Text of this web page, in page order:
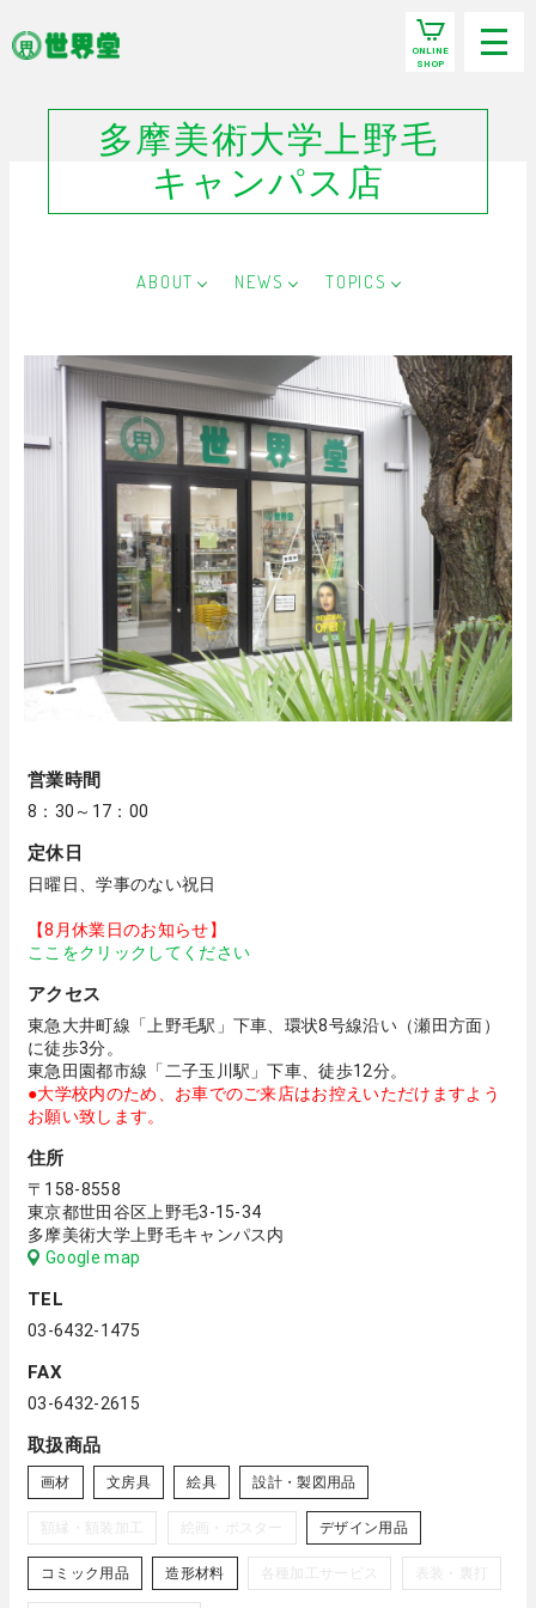
ONLINE
SHOP
多摩美術大学上野毛
キャンパス店
ABOUT NEWS TOPICS
営業時間
8：30～17：00
定休日
日曜日、学事のない祝日
【8月休業日のお知らせ】
ここをクリックしてください
アクセス
東急大井町線「上野毛駅」下車、環状8号線沿い（瀬田方面）
に徒歩3分。
東急田園都市線「二子玉川駅」下車、徒歩12分。
●大学校内のため、お車でのご来店はお控えいただけますよう
お願い致します。
住所
〒158-8558
東京都世田谷区上野毛3-15-34
多摩美術大学上野毛キャンパス内
Google map
TEL
03-6432-1475
FAX
03-6432-2615
取扱商品
画材 文房具 絵具 設計・製図用品
額縁・額装加工 絵画・ポスター デザイン用品
コミック用品 造形材料 各種加工サービス 表装・裏打